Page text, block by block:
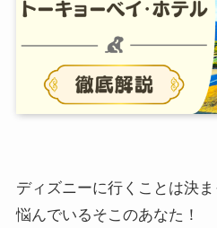
ディズニーに行くことは決
悩んでいるそこのあなた！